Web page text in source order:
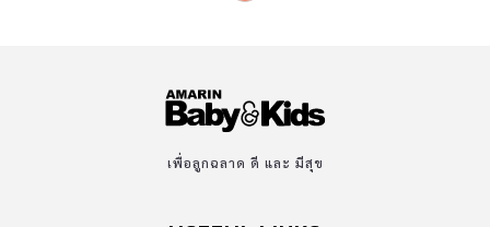
เพื่อลูกฉลาด ดี และ มีสุข